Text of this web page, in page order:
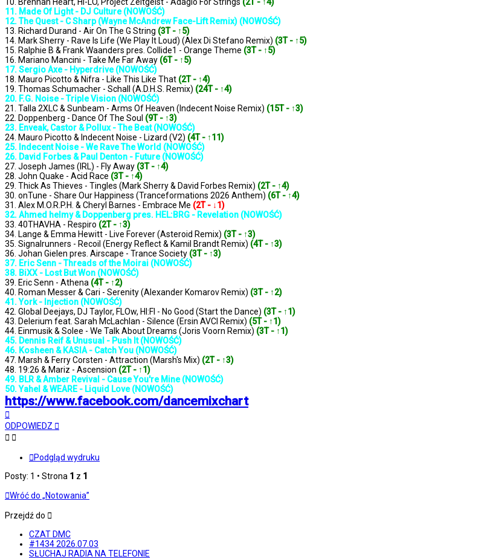
10. Brennan Heart, HI-LO, Project Zeitgeist - Adagio For Strings (2T - ↑4)
11. Made Of Light - DJ Culture (NOWOŚĆ)
12. The Quest - C Sharp (Wayne McAndrew Face-Lift Remix) (NOWOŚĆ)
13. Richard Durand - Air On The G String (3T - ↑5)
14. Mark Sherry - Rave Is Life (We Play It Loud) (Alex Di Stefano Remix) (3T - ↑5)
15. Ralphie B & Frank Waanders pres. Collide1 - Orange Theme (3T - ↑5)
16. Mariano Mancini - Take Me Far Away (6T - ↑5)
17. Sergio Axe - Hyperdrive (NOWOŚĆ)
18. Mauro Picotto & Nifra - Like This Like That (2T - ↑4)
19. Thomas Schumacher - Schall (A.D.H.S. Remix) (24T - ↑4)
20. F.G. Noise - Triple Vision (NOWOŚĆ)
21. Talla 2XLC & Sunbeam - Arms Of Heaven (Indecent Noise Remix) (15T - ↑3)
22. Doppenberg - Dance Of The Soul (9T - ↑3)
23. Enveak, Castor & Pollux - The Beat (NOWOŚĆ)
24. Mauro Picotto & Indecent Noise - Lizard (V2) (4T - ↑11)
25. Indecent Noise - We Rave The World (NOWOŚĆ)
26. David Forbes & Paul Denton - Future (NOWOŚĆ)
27. Joseph James (IRL) - Fly Away (3T - ↑4)
28. John Quake - Acid Race (3T - ↑4)
29. Thick As Thieves - Tingles (Mark Sherry & David Forbes Remix) (2T - ↑4)
30. onTune - Share Our Happiness (Tranceformations 2026 Anthem) (6T - ↑4)
31. Alex M.O.R.P.H. & Cheryl Barnes - Embrace Me (2T - ↓1)
32. Ahmed helmy & Doppenberg pres. HEL:BRG - Revelation (NOWOŚĆ)
33. 40THAVHA - Respiro (2T - ↑3)
34. Lange & Emma Hewitt - Live Forever (Asteroid Remix) (3T - ↑3)
35. Signalrunners - Recoil (Energy Reflect & Kamil Brandt Remix) (4T - ↑3)
36. Johan Gielen pres. Airscape - Trance Society (3T - ↑3)
37. Eric Senn - Threads of the Moirai (NOWOŚĆ)
38. BiXX - Lost But Won (NOWOŚĆ)
39. Eric Senn - Athena (4T - ↑2)
40. Roman Messer & Cari - Serenity (Alexander Komarov Remix) (3T - ↑2)
41. York - Injection (NOWOŚĆ)
42. Global Deejays, DJ Taylor, FLOw, HI:FI - No Good (Start the Dance) (3T - ↑1)
43. Delerium feat. Sarah McLachlan - Silence (Ersin AVCI Remix) (5T - ↑1)
44. Einmusik & Solee - We Talk About Dreams (Joris Voorn Remix) (3T - ↑1)
45. Dennis Reif & Unusual - Push It (NOWOŚĆ)
46. Kosheen & KASIA - Catch You (NOWOŚĆ)
47. Marsh & Ferry Corsten - Attraction (Marsh's Mix) (2T - ↑3)
48. 19:26 & Mariz - Ascension (2T - ↑1)
49. BLR & Amber Revival - Cause You're Mine (NOWOŚĆ)
50. Yahel & WEARE - Liquid Love (NOWOŚĆ)
https://www.facebook.com/dancemixchart
górę
ODPOWIEDZ
Podgląd wydruku
Posty: 1 • Strona 1 z 1
Wróć do „Notowania”
Przejdź do
CZAT DMC
#1434 2026.07.03
SŁUCHAJ RADIA NA TELEFONIE